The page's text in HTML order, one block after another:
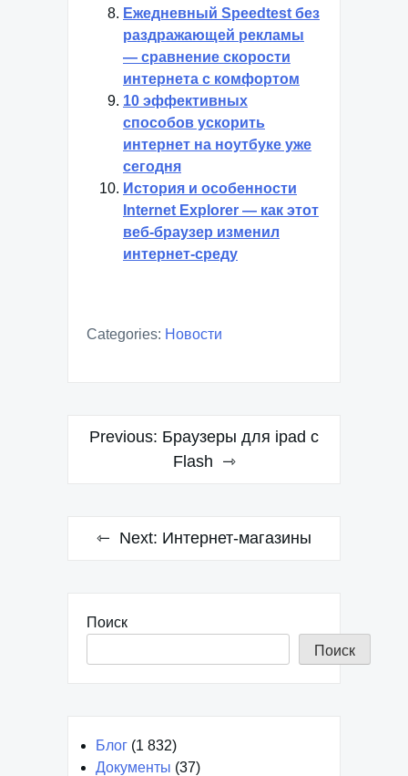
Ежедневный Speedtest без
раздражающей рекламы
— сравнение скорости
интернета с комфортом
10 эффективных
способов ускорить
интернет на ноутбуке уже
сегодня
История и особенности
Internet Explorer — как этот
веб-браузер изменил
интернет-среду
Categories: Новости
Навигация
Previous: Браузеры для ipad с
Flash
Next: Интернет-магазины
Поиск
Поиск
Блог (1 832)
Документы (37)